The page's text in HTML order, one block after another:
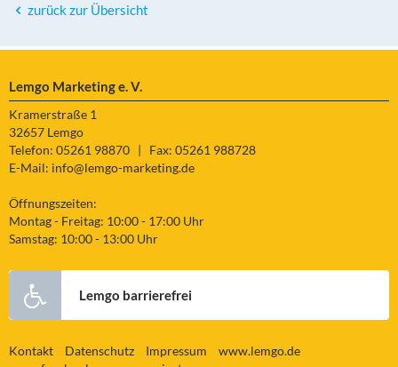
zurück zur Übersicht
Lemgo Marketing e. V.
Kramerstraße 1
32657 Lemgo
Telefon: 05261 98870
Fax: 05261 988728
E-Mail: info@lemgo-marketing.de
Öffnungszeiten:
Montag - Freitag: 10:00 - 17:00 Uhr
Samstag: 10:00 - 13:00 Uhr
Lemgo barrierefrei
Kontakt Datenschutz Impressum
www.lemgo.de